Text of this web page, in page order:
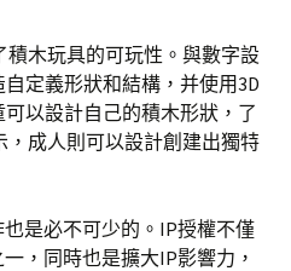
木玩具的可玩性。與數字設
定義形狀和結構，并使用3D
以設計自己的積木形狀，了
，成人則可以設計創建出獨特
是必不可少的。IP授權不僅
，同時也是擴大IP影響力，